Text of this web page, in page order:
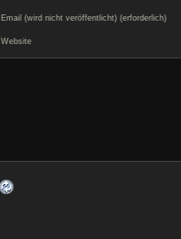
Email (wird nicht veröffentlicht) (erforderlich)
Website